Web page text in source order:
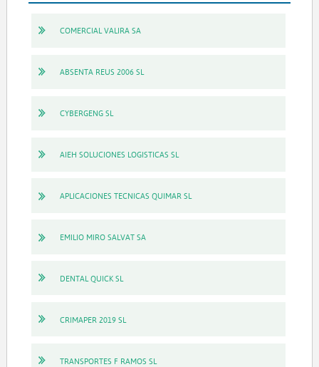
COMERCIAL VALIRA SA
ABSENTA REUS 2006 SL
CYBERGENG SL
AIEH SOLUCIONES LOGISTICAS SL
APLICACIONES TECNICAS QUIMAR SL
EMILIO MIRO SALVAT SA
DENTAL QUICK SL
CRIMAPER 2019 SL
TRANSPORTES F RAMOS SL